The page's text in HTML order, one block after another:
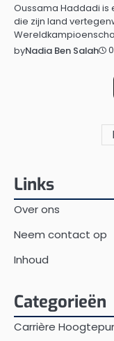
Oussama Haddadi is
die zijn land
byNadia Ben Salah
Links
Over ons
Neem contact op
Inhoud
Categorieën
Carrière